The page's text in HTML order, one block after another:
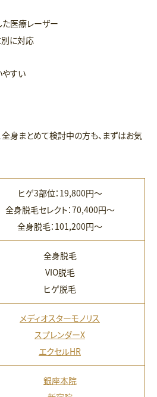
医療レーザー
別に対応
すい
身まとめて検討中の方も、まずはお気
ヒゲ3部位：19,800円〜
全身脱毛セレクト：70,400円〜
全身脱毛：101,200円〜
全身脱毛
VIO脱毛
ヒゲ脱毛
メディオスターモノリス
スプレンダーX
エクセルHR
銀座本院